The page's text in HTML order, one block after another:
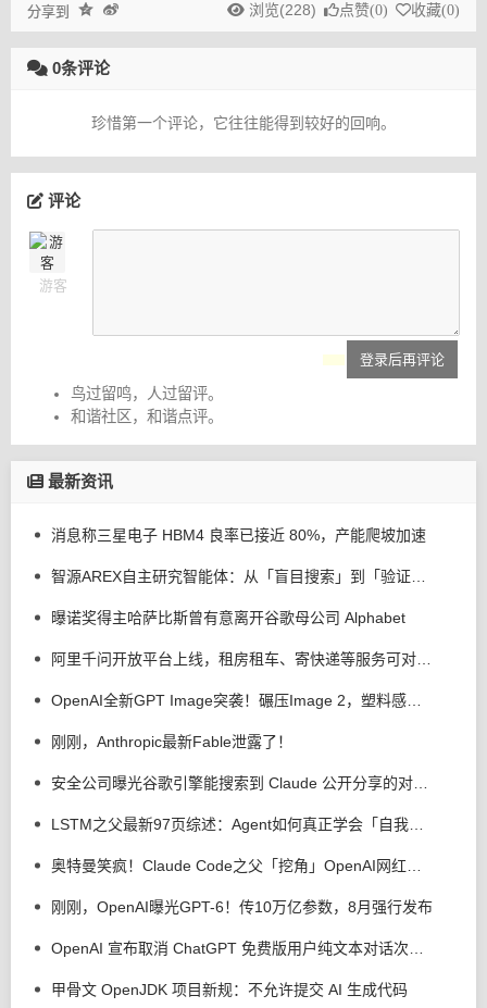
分享到 浏览(228) 点赞(0) 收藏(0)
0条评论
珍惜第一个评论，它往往能得到较好的回响。
评论
游客
登录后再评论
鸟过留鸣，人过留评。
和谐社区，和谐点评。
最新资讯
消息称三星电子 HBM4 良率已接近 80%，产能爬坡加速
智源AREX自主研究智能体：从「盲目搜索」到「验证驱动」
曝诺奖得主哈萨比斯曾有意离开谷歌母公司 Alphabet
阿里千问开放平台上线，租房租车、寄快递等服务可对话办理
OpenAI全新GPT Image突袭！碾压Image 2，塑料感终于消失
刚刚，Anthropic最新Fable泄露了！
安全公司曝光谷歌引擎能搜索到 Claude 公开分享的对话，易泄露用户敏感信息
LSTM之父最新97页综述：Agent如何真正学会「自我进化」？
奥特曼笑疯！Claude Code之父「挖角」OpenAI网红高管，惨遭秒拒
刚刚，OpenAI曝光GPT-6！传10万亿参数，8月强行发布
OpenAI 宣布取消 ChatGPT 免费版用户纯文本对话次数限制
甲骨文 OpenJDK 项目新规：不允许提交 AI 生成代码